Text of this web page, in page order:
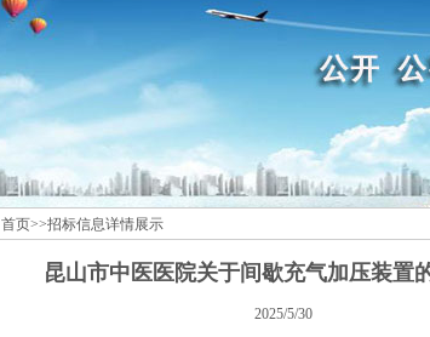
首页>>招标信息详情展示
昆山市中医医院关于间歇充气加压装置
2025/5/30